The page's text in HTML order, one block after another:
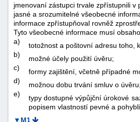
jmenovaní zástupci trvale zpřístupnili
jasné a srozumitelné všeobecné
informace zpřístupňoval rovněž
Tyto všeobecné informace musí
a)
totožnost a poštovní adresu toho,
b)
možné účely použití úvěru;
c)
formy zajištění, včetně případné
d)
možnou dobu trvání smluv o úvěru;
e)
typy dostupné výpůjční úrokové
popisem vlastností pevné a
▼M1